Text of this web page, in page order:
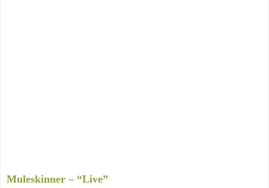
Muleskinner – “Live”